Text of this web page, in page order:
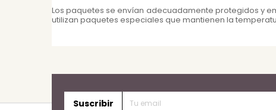
Los paquetes se envían adecuadamente protegidos y
utilizan paquetes especiales que mantienen la
Suscribir